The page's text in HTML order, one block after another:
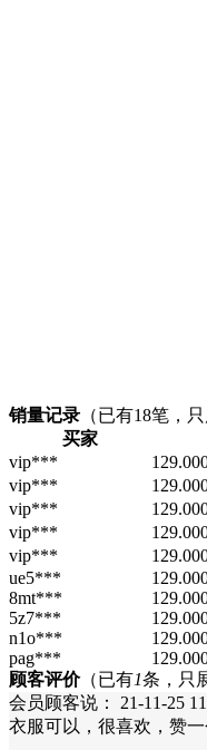
销量记录 （已有18笔，只
买家
vip***
vip***
vip***
vip***
vip***
ue5***
8mt***
5z7***
n1o***
pag***
顾客评价（已有1条，只
会员顾客说： 21-11-25
衣服可以，很喜欢，赞一